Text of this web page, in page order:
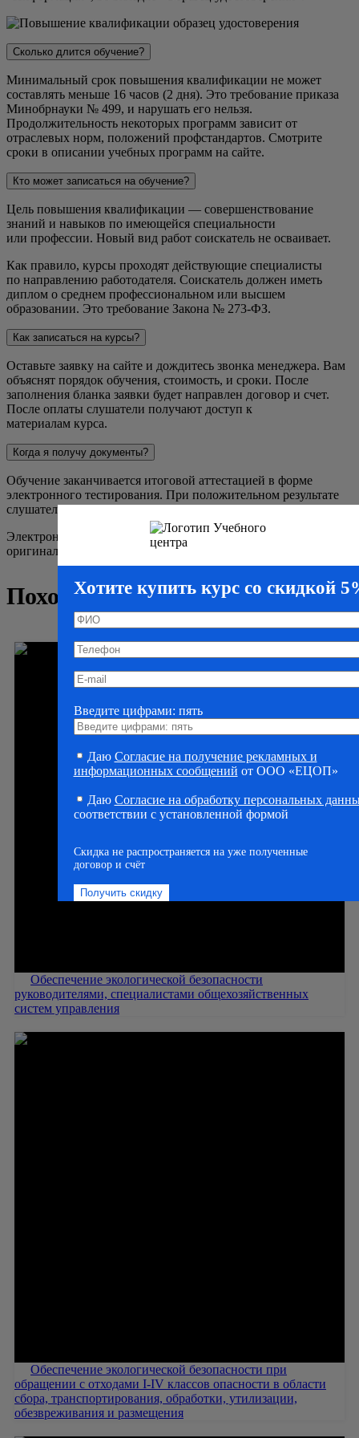
Дистанционный формат позволяет проходить обучение без
отрыва от профессиональной деятельности, самостоятельно
выбирать удобное время для изучения материалов и получать
доступ к образовательной платформе из любого региона
России.
После завершения обучения проводится итоговая аттестация.
При успешном освоении программы слушателям выдается
удостоверение о повышении квалификации установленного
образца, подтверждающее обновление профессиональных
компетенций.
8
Рециклинг как способ решения проблемы
образования отходов на строительной
9
Основные принципы охраны окружающей
среды
10
Инженерная экологическая защита
4
11
Методы охраны окружающей среды при
проведении СМР
12
Понятие об экологическом риске
13
Особо охраняемые природные территории
15
Экология и экономика. Экономическое
16
Итоговый контроль (зачет)
Всего:
72
Сколько длится обучение?
Минимальный срок повышения квалификации не может
составлять меньше 16 часов (2 дня). Это требование приказа
Минобрнауки № 499, и нарушать его нельзя.
Продолжительность некоторых программ зависит от
отраслевых норм, положений профстандартов. Смотрите
сроки в описании учебных программ на сайте.
Кто может записаться на обучение?
Цель повышения квалификации — совершенствование
знаний и навыков по имеющейся специальности
или профессии. Новый вид работ соискатель не осваивает.
Как правило, курсы проходят действующие специалисты
по направлению работодателя. Соискатель должен иметь
диплом о среднем профессиональном или высшем
образовании. Это требование Закона № 273-ФЗ.
Как записаться на курсы?
Оставьте заявку на сайте и дождитесь звонка менеджера. Вам
объяснят порядок обучения, стоимость, и сроки. После
заполнения бланка заявки будет направлен договор и счет.
После оплаты слушатели получают доступ к
материалам курса.
Когда я получу документы?
Обучение заканчивается итоговой аттестацией в форме
электронного тестирования. При положительном результате
слушатели получают удостоверение.
Электронный документ мы направим в срок окончания курса;
оригинал вышлем Почтой России в течение 2-3 дней.
Похожие курсы
Обеспечение экологической безопасности
руководителями, специалистами общехозяйственных
систем управления
Обеспечение экологической безопасности при
обращении с отходами I-IV классов опасности в области
сбора, транспортирования, обработки, утилизации,
обезвреживания и размещения
Хотите купить курс со скидкой
Введите цифрами: пять
Даю Согласие на получение рекламных и
информационных сообщений от ООО «ЕЦОП»
Даю Согласие на обработку персональных
соответствии с установленной формой
Скидка не распространяется на уже полученные
договор и счёт